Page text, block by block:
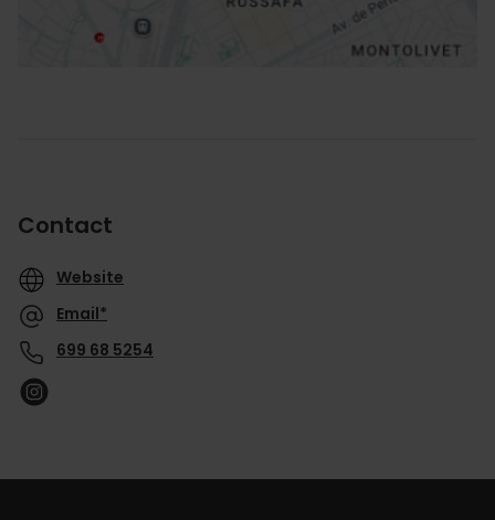
Contact
Website
Email*
699 68 5254